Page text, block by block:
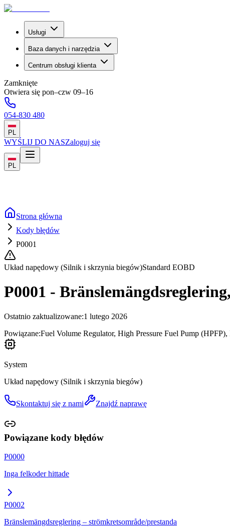
Usługi
Baza danych i narzędzia
Centrum obsługi klienta
Zamknięte
Otwiera się pon–czw 09–16
054-830 480
PL
WYŚLIJ DO NASZaloguj się
PL
Strona główna
Kody błędów
P0001
Układ napędowy (Silnik i skrzynia biegów)Standard EOBD
P0001 -
Ostatnio zaktualizowane:1 lutego 2026
Powiązane:Fuel Volume Regulator, High Pressure Fuel Pump
System
Układ napędowy (Silnik i skrzynia biegów)
Skontaktuj się z nami Znajdź naprawę
Powiązane kody błędów
P0000
Inga felkoder hittade
P0002
Bränslemängdsreglering – strömkretsområde/prestanda